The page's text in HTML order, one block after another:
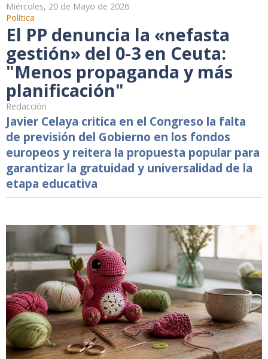
Miércoles, 20 de Mayo de 2026
Política
El PP denuncia la «nefasta
gestión» del 0-3 en Ceuta:
"Menos propaganda y más
planificación"
Redacción
Javier Celaya critica en el Congreso la falta
de previsión del Gobierno en los fondos
europeos y reitera la propuesta popular para
garantizar la gratuidad y universalidad de la
etapa educativa